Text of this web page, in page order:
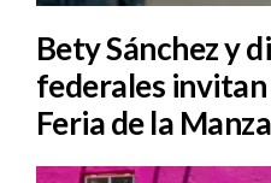
Bety Sánchez y
federales invitan
Feria de la